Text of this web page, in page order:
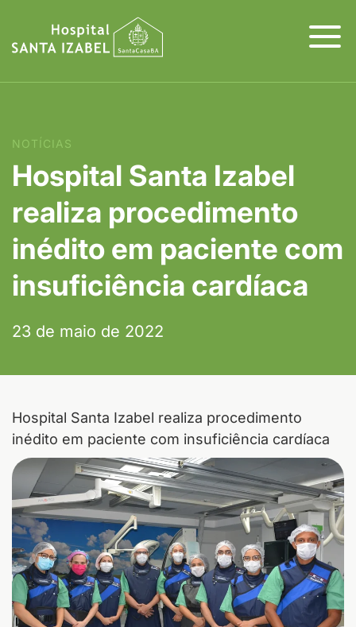
NOTÍCIAS
Hospital Santa Izabel
realiza procedimento
inédito em paciente com
insuficiência cardíaca
23 de maio de 2022
Hospital Santa Izabel realiza procedimento
inédito em paciente com insuficiência cardíaca